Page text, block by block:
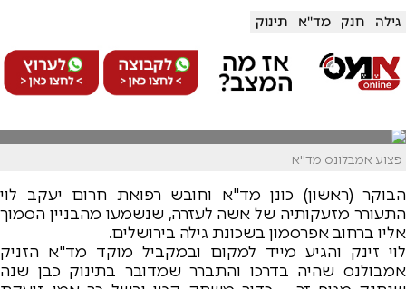
גילה חנק מד''א תינוק
פצוע אמבלונס מד''א
הבוקר (ראשון) כונן מד"א וחובש רפואת חרום יעקב לוי
התעורר מזעקותיה של אשה לעזרה, שנשמעו מהבניין הסמוך
אליו ברחוב אפרסמון בשכונת גילה בירושלים.
לוי זינק והגיע מייד למקום ובמקביל מוקד מד"א הזניק
אמבולנס שהיה בדרכו והתברר שמדובר בתינוק כבן שנה